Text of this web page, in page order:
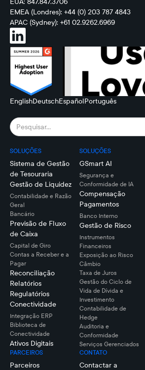
EMEA (Londres): +44 (0) 203 787 4843
APAC (Sydney): +61 02.9262.6969
EnglishDeutschEspañolPortuguês
SOLUÇÕES
Sistema de Gestão
de Tesouraria
Gestão de Liquidez
Contabilidade e Razão
Geral
Bancário
Previsão de Fluxo
de Caixa
Capital de Giro
Contas a Receber e a
Pagar
Reconciliação
Relatórios
Regulatórios
Conectividade
Integração ERP
Biblioteca de
Conectividade
Ativos Digitais
PARCEIROS
Parceiros
SOLUÇÕES
GSmart AI
Segurança e
Conformidade de IA
Compensação
Pagamentos
Banco Interno
Gestão de Risco
Instrumentos
Financeiros
Exposição ao Risco
Câmbio
Taxa de Juros
Gestão do Ciclo de
Vida de Dívida e
Investimento
Contabilidade de
Hedge
Auditoria e
Conformidade
Serviços Gerenciados
CONTATO
Contactar a